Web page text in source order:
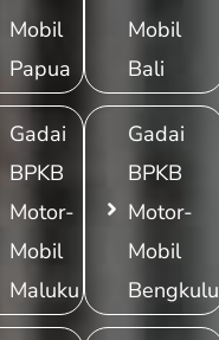
Mobil
Papua
Gadai
BPKB
Motor-
Mobil
Maluku
Mobil
Bali
Gadai
BPKB
Motor-
Mobil
Bengkulu